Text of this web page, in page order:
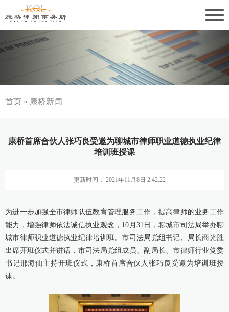
关于康桥
康桥文化
康桥党建
康桥法治研究院
康桥出版
首页 » 康桥新闻
康桥首席合伙人张巧良受邀为聊城市律师职业道德执业纪律
培训班授课
更新时间： 2021年11月8日 2:42:22
为进一步加强全市律师队伍教育管理服务工作，提高律师的业务工作
能力，增强律师依法诚信执业观念，10月31日，聊城市司法局举办聊
城市律师职业道德执业纪律培训班。市司法局党组书记、局长商光胜
出席开班仪式并讲话，市司法局党组成员、副局长、市律师行业党委
书记邢海仙主持开班仪式，康桥首席合伙人张巧良受邀为培训班授
课。